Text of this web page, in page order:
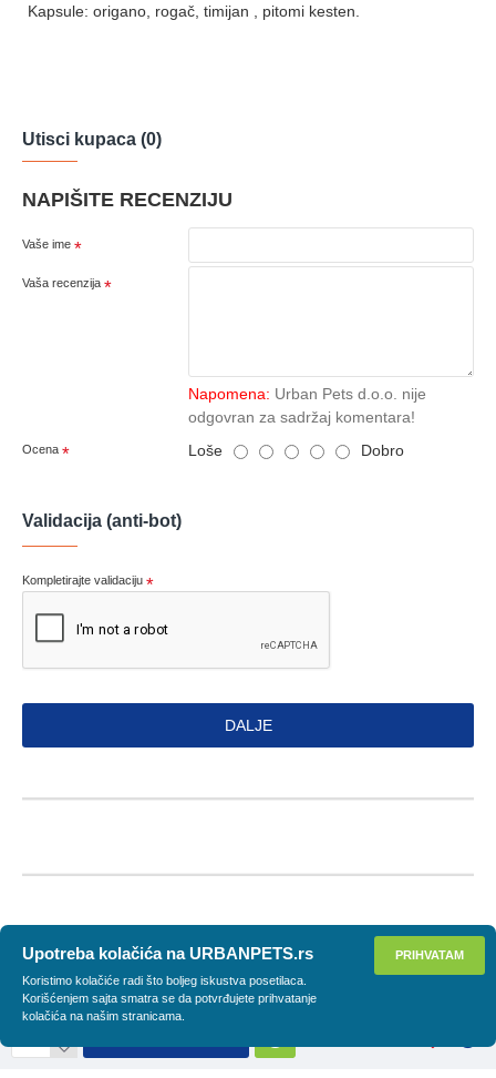
Kapsule: origano, rogač, timijan , pitomi kesten.
Utisci kupaca (0)
NAPIŠITE RECENZIJU
Vaše ime
Vaša recenzija
Napomena: Urban Pets d.o.o. nije
odgovran za sadržaj komentara!
Ocena Loše Dobro
Validacija (anti-bot)
Kompletirajte validaciju
DALJE
PRIHVATAM
Upotreba kolačića na URBANPETS.rs
Koristimo kolačiće radi što boljeg iskustva posetilaca.
Korišćenjem sajta smatra se da potvrđujete prihvatanje
kolačića na našim stranicama.